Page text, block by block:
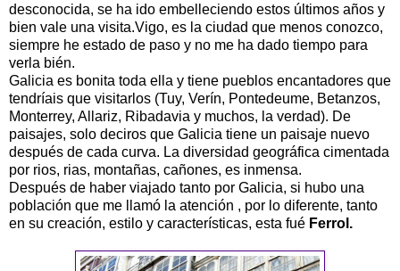
desconocida, se ha ido embelleciendo estos últimos años y
bien vale una visita.Vigo, es la ciudad que menos conozco,
siempre he estado de paso y no me ha dado tiempo para
verla bién.
Galicia es bonita toda ella y tiene pueblos encantadores que
tendríais que visitarlos (Tuy, Verín, Pontedeume, Betanzos,
Monterrey, Allariz, Ribadavia y muchos, la verdad). De
paisajes, solo deciros que Galicia tiene un paisaje nuevo
después de cada curva. La diversidad geográfica cimentada
por rios, rias, montañas, cañones, es inmensa.
Después de haber viajado tanto por Galicia, si hubo una
población que me llamó la atención , por lo diferente, tanto
en su creación, estilo y características, esta fué Ferrol.